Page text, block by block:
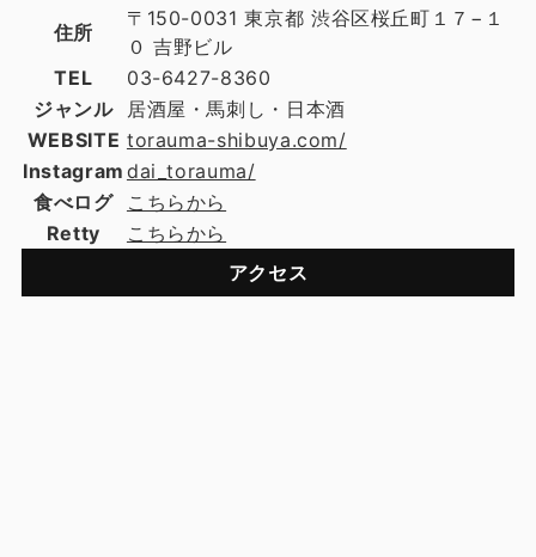
住所
〒150-0031 東京都 渋谷区桜丘町１７−１
０ 吉野ビル
TEL
03-6427-8360
ジャンル
居酒屋・馬刺し・日本酒
WEBSITE torauma-shibuya.com/
Instagram dai_torauma/
食べログ
こちらから
Retty
こちらから
アクセス